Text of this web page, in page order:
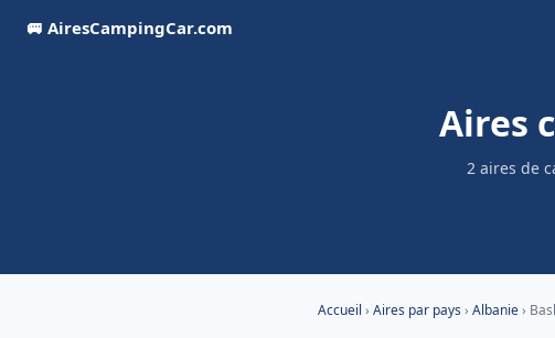
🚐 AiresCampingCar.com
Aires
2 aires de
Accueil › Aires par pays› Albanie›